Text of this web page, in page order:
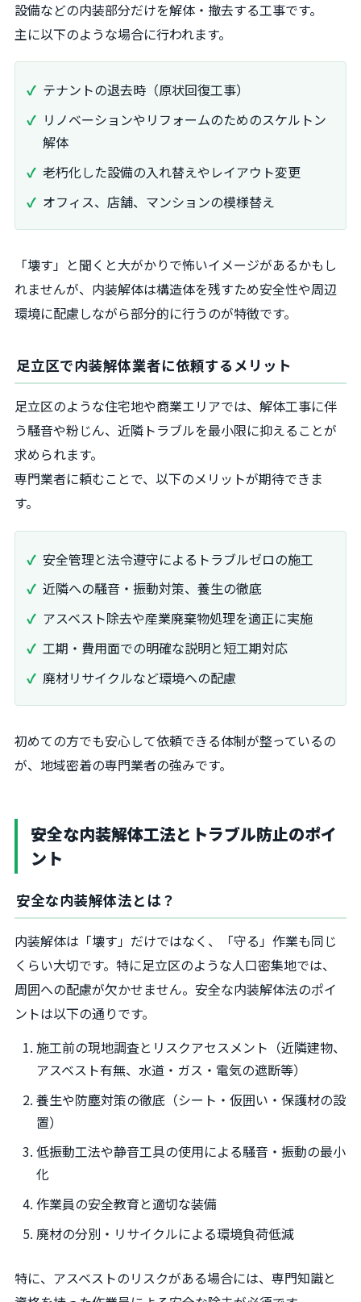
設備などの内装部分だけを解体・撤去する工事です。
主に以下のような場合に行われます。
テナントの退去時（原状回復工事）
リノベーションやリフォームのためのスケルトン
解体
老朽化した設備の入れ替えやレイアウト変更
オフィス、店舗、マンションの模様替え
「壊す」と聞くと大がかりで怖いイメージがあるかもし
れませんが、内装解体は構造体を残すため安全性や周辺
環境に配慮しながら部分的に行うのが特徴です。
足立区で内装解体業者に依頼するメリット
足立区のような住宅地や商業エリアでは、解体工事に伴
う騒音や粉じん、近隣トラブルを最小限に抑えることが
求められます。
専門業者に頼むことで、以下のメリットが期待できま
す。
安全管理と法令遵守によるトラブルゼロの施工
近隣への騒音・振動対策、養生の徹底
アスベスト除去や産業廃棄物処理を適正に実施
工期・費用面での明確な説明と短工期対応
廃材リサイクルなど環境への配慮
初めての方でも安心して依頼できる体制が整っているの
が、地域密着の専門業者の強みです。
安全な内装解体工法とトラブル防止のポイ
ント
安全な内装解体法とは？
内装解体は「壊す」だけではなく、「守る」作業も同じ
くらい大切です。特に足立区のような人口密集地では、
周囲への配慮が欠かせません。安全な内装解体法のポイ
ントは以下の通りです。
施工前の現地調査とリスクアセスメント（近隣建物、
アスベスト有無、水道・ガス・電気の遮断等）
養生や防塵対策の徹底（シート・仮囲い・保護材の設
置）
低振動工法や静音工具の使用による騒音・振動の最小
化
作業員の安全教育と適切な装備
廃材の分別・リサイクルによる環境負荷低減
特に、アスベストのリスクがある場合には、専門知識と